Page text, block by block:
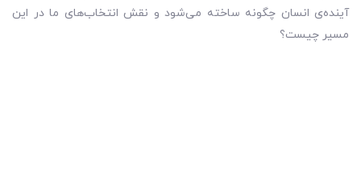
آینده‌ی انسان چگونه ساخته می‌شود و نقش انتخاب‌های ما در این
مسیر چیست؟